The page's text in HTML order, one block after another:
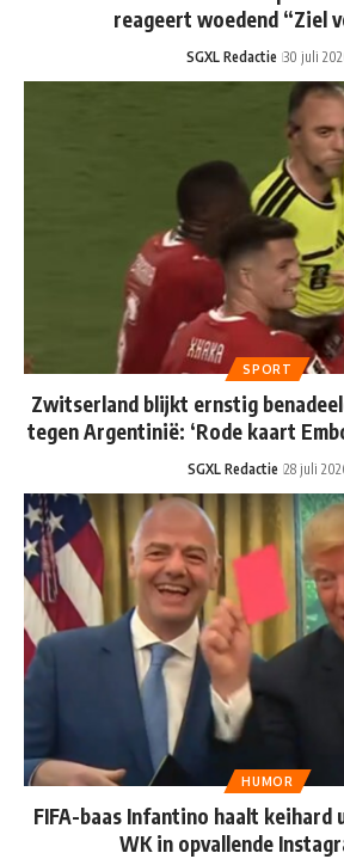
reageert woedend “Ziel
SGXL Redactie 30 juli
SPORT
Zwitserland blijkt ernstig
tegen Argentinië: ‘Rode kaart
SGXL Redactie 28 juli
HUMOR
FIFA-baas Infantino haalt
WK in opvallende